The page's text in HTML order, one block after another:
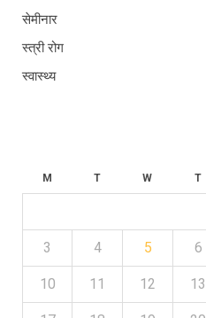
सेमीनार
स्त्री रोग
स्वास्थ्य
M T W T
3 4 5 6
10 11 12 13